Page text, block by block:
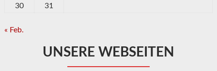
30 31
« Feb.
UNSERE WEBSEITEN